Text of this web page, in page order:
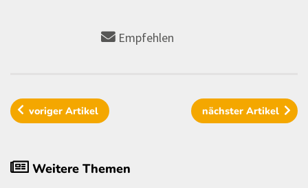
Empfehlen
vorigerArtikel nächster Artikel
Weitere Themen